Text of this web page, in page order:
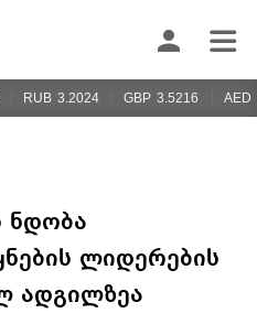
RUB 3.2024 GBP 3.5216 AED
ნდობა
ლიდერების
ადგილზეა